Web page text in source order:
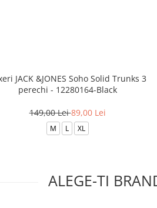
JACK &JONES Soho Solid Trunks 3
perechi - 12280164-Black
149,00 Lei89,00 Lei
M L XL
ALEGE-TI